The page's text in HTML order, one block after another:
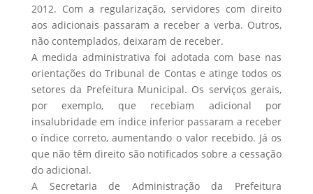
2012. Com a regularização, servidores com direito
aos adicionais passaram a receber a verba. Outros,
não contemplados, deixaram de receber.
A medida administrativa foi adotada com base nas
orientações do Tribunal de Contas e atinge todos os
setores da Prefeitura Municipal. Os serviços gerais,
por exemplo, que recebiam adicional por
insalubridade em índice inferior passaram a receber
o índice correto, aumentando o valor recebido. Já os
que não têm direito são notificados sobre a cessação
do adicional.
A Secretaria de Administração da Prefeitura